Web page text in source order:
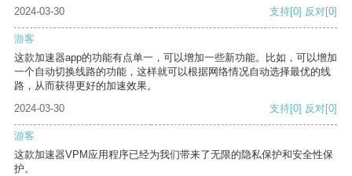
2024-03-30 支持[0] 反对[0]
游客
这款加速器app的功能有点单一，可以增加一些新功能。比如，可以增加
一个自动切换线路的功能，这样就可以根据网络情况自动选择最优的线
路，从而获得更好的加速效果。
2024-03-30
支持[0] 反对[0]
游客
这款加速器VPM应用程序已经为我们带来了无限的隐私保护和安全性保
护。